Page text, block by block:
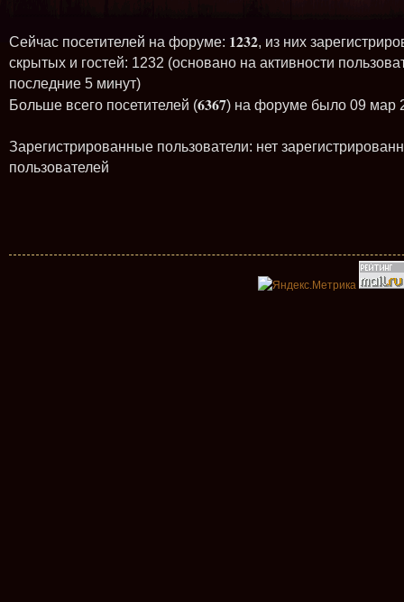
Сейчас посетителей на форуме: 1232, из них
скрытых и гостей: 1232 (основано на активности
последние 5 минут)
Больше всего посетителей (6367) на форуме было 09 мар
Зарегистрированные пользователи: нет
пользователей